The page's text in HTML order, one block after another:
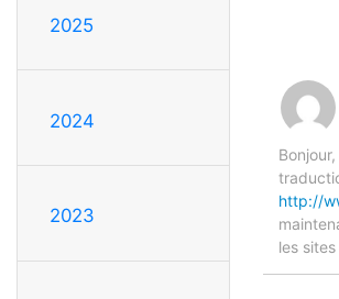
2025
2024
2023
http://
les